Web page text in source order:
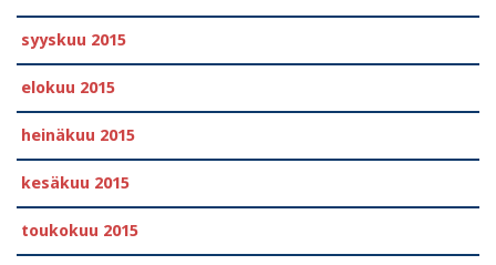
syyskuu 2015
elokuu 2015
heinäkuu 2015
kesäkuu 2015
toukokuu 2015